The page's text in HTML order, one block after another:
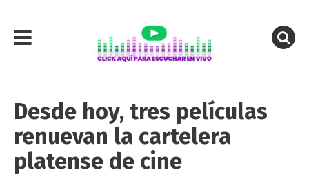
Desde hoy, tres películas
renuevan la cartelera
platense de cine